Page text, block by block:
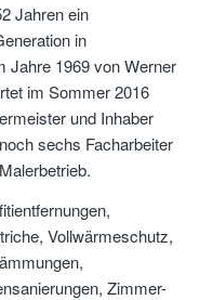
Jahren ein
in
Jahre 1969 von Werner
im Sommer 2016
und Inhaber
sechs Facharbeiter
Vollwärmeschutz,
Zimmer-